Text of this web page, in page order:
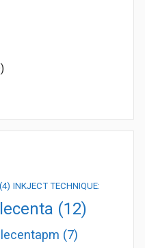
(4) INKJECT TECHNIQUE:
(12)
(7)